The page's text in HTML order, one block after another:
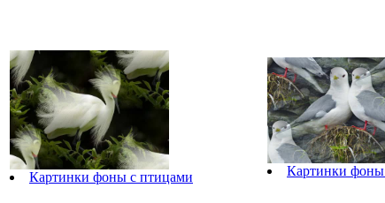
Картинки фоны с птицами Картинки